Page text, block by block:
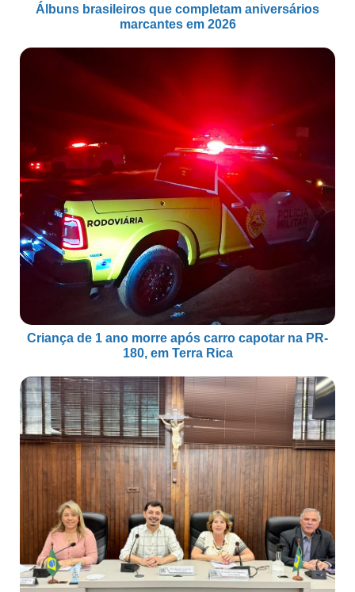
Álbuns brasileiros que completam aniversários
marcantes em 2026
Criança de 1 ano morre após carro capotar na PR-
180, em Terra Rica